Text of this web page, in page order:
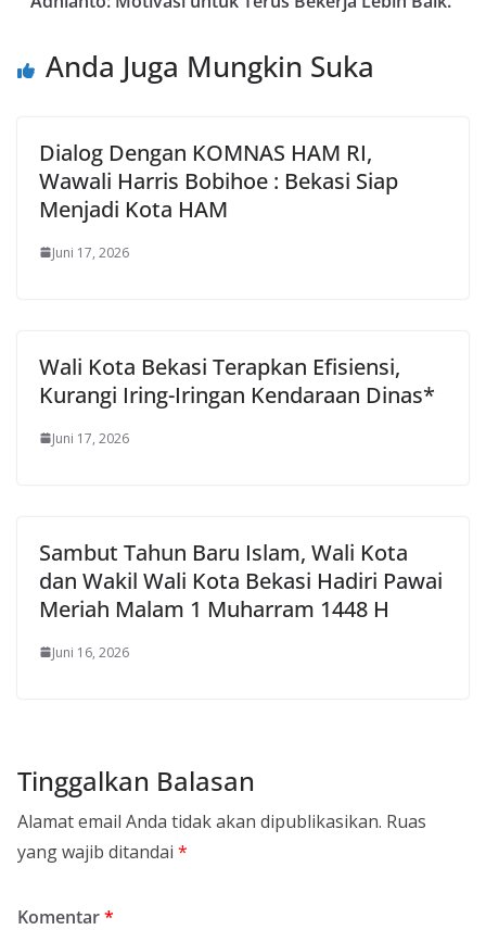
Anda Juga Mungkin Suka
Dialog Dengan KOMNAS HAM RI,
Wawali Harris Bobihoe : Bekasi Siap
Menjadi Kota HAM
Juni 17, 2026
Wali Kota Bekasi Terapkan Efisiensi,
Kurangi Iring-Iringan Kendaraan Dinas*
Juni 17, 2026
Sambut Tahun Baru Islam, Wali Kota
dan Wakil Wali Kota Bekasi Hadiri Pawai
Meriah Malam 1 Muharram 1448 H
Juni 16, 2026
Tinggalkan Balasan
Alamat email Anda tidak akan dipublikasikan. Ruas
yang wajib ditandai *
Komentar*